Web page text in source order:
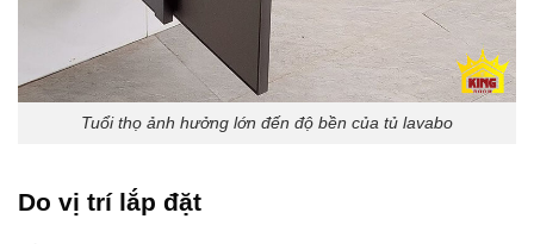
Tuổi thọ ảnh hưởng lớn đến độ bền của tủ lavabo
Do vị trí lắp đặt